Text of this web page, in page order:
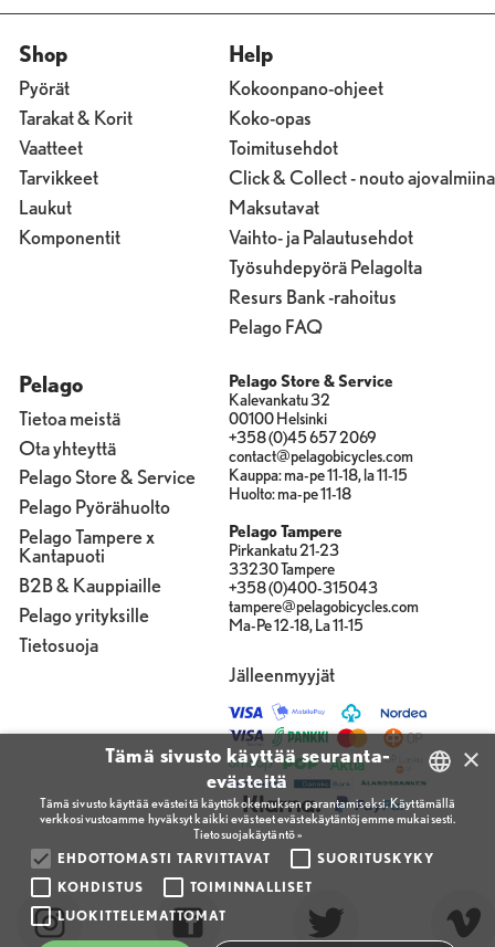
Shop
Pyörät
Tarakat & Korit
Vaatteet
Tarvikkeet
Laukut
Komponentit
Help
Kokoonpano-ohjeet
Koko-opas
Toimitusehdot
Click & Collect - nouto ajovalmiina
Maksutavat
Vaihto- ja Palautusehdot
Työsuhdepyörä Pelagolta
Resurs Bank -rahoitus
Pelago FAQ
Pelago
Tietoa meistä
Ota yhteyttä
Pelago Store & Service
Pelago Pyörähuolto
Pelago Tampere x
Kantapuoti
B2B & Kauppiaille
Pelago yrityksille
Tietosuoja
Pelago Store & Service
Kalevankatu 32
00100 Helsinki
+358 (0)45 657 2069
contact@pelagobicycles.com
Kauppa: ma-pe 11-18, la 11-15
Huolto: ma-pe 11-18
Pelago Tampere
Pirkankatu 21-23
33230 Tampere
+358 (0)400-315043
tampere@pelagobicycles.com
Ma-Pe 12-18, La 11-15
Jälleenmyyjät
FINNISH
ENGLISH
×
Tämä sivusto käyttää seuranta-
evästeitä
Tämä sivusto käyttää evästeitä käyttökokemuksen parantamiseksi. Käyttämällä
verkkosivustoamme hyväksyt kaikki evästeet evästekäytäntöjemme mukaisesti.
Tietosuojakäytäntö »
EHDOTTOMASTI TARVITTAVAT
SUORITUSKYKY
KOHDISTUS
TOIMINNALLISET
LUOKITTELEMATTOMAT